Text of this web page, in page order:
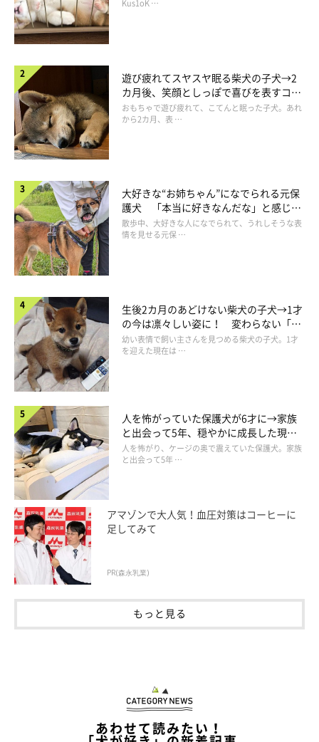
＠kurizo_chow
ちょん
お鼻でちょんと軽くペットボトルを触って……
＠kurizo_chow
コテンッ……
ん！！？ ペットボトルが倒れて、ついでにキャップも外れた
長！
Kus1oK …
遊び疲れてスヤスヤ眠る柴犬の子犬→2
カ月後、笑顔としっぽで喜びを表すコに
成長！
おもちゃで遊び疲れて、こてんと眠った子犬。あれ
から2カ月、表 …
大好きな“お姉ちゃん”になでられる元保
護犬 「本当に好きなんだな」と感じる
表情にほっこり
散歩中、大好きな人になでられて、うれしそうな表
情を見せる元保 …
生後2カ月のあどけない柴犬の子犬→1才
の今は凛々しい姿に！ 変わらない「く
りくりおめめ」にもほっこり
幼い表情で飼い主さんを見つめる柴犬の子犬。1才
を迎えた現在は …
人を怖がっていた保護犬が6才に→家族
と出会って5年、穏やかに成長した現在
の姿にグッとくる
人を怖がり、ケージの奥で震えていた保護犬。家族
と出会って5年 …
アマゾンで大人気！血圧対策はコーヒーに
足してみて
PR(森永乳業)
もっと見る
あわせて読みたい！